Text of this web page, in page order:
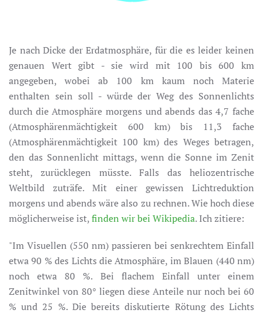
Je nach Dicke der Erdatmosphäre, für die es leider keinen
genauen Wert gibt - sie wird mit 100 bis 600 km
angegeben, wobei ab 100 km kaum noch Materie
enthalten sein soll - würde der Weg des Sonnenlichts
durch die Atmosphäre morgens und abends das 4,7 fache
(Atmosphärenmächtigkeit 600 km) bis 11,3 fache
(Atmosphärenmächtigkeit 100 km) des Weges betragen,
den das Sonnenlicht mittags, wenn die Sonne im Zenit
steht, zurücklegen müsste. Falls das heliozentrische
Weltbild zuträfe. Mit einer gewissen Lichtreduktion
morgens und abends wäre also zu rechnen. Wie hoch diese
möglicherweise ist,finden wir bei Wikipedia. Ich zitiere:
"Im Visuellen (550 nm) passieren bei senkrechtem Einfall
etwa 90 % des Lichts die Atmosphäre, im Blauen (440 nm)
noch etwa 80 %. Bei flachem Einfall unter einem
Zenitwinkel von 80° liegen diese Anteile nur noch bei 60
% und 25 %. Die bereits diskutierte Rötung des Lichts